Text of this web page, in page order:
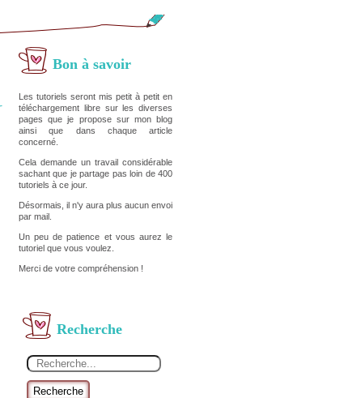
Bon à savoir
Les tutoriels seront mis petit à petit en
téléchargement libre sur les diverses
pages que je propose sur mon blog
ainsi que dans chaque article
concerné.
Cela demande un travail considérable
sachant que je partage pas loin de 400
tutoriels à ce jour.
Désormais, il n'y aura plus aucun envoi
par mail.
Un peu de patience et vous aurez le
tutoriel que vous voulez.
Merci de votre compréhension !
Recherche
Recherche